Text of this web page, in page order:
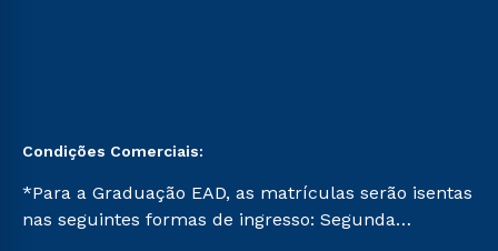
Condições Comerciais:
*Para a Graduação EAD, as matrículas serão isentas
nas seguintes formas de ingresso: Segunda